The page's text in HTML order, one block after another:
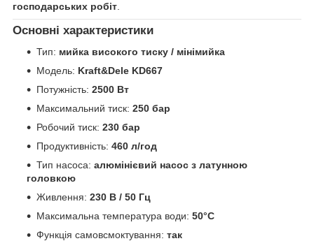
господарських робіт
Основні характеристики
Тип: мийка високого тиску / мінімийка
Модель: Kraft&Dele KD667
Потужність: 2500 Вт
Максимальний тиск: 250 бар
Робочий тиск: 230 бар
Продуктивність: 460 л/год
Тип насоса: алюмінієвий насос з латунною
головкою
Живлення: 230 В / 50 Гц
Максимальна температура води: 50°C
Функція самовсмоктування: так